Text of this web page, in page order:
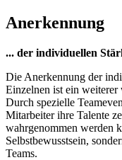
Anerkennung
... der individuellen
Die Anerkennung der
Einzelnen ist ein
Durch spezielle
Mitarbeiter ihre Talente
wahrgenommen werden
Selbstbewusstsein,
Teams.